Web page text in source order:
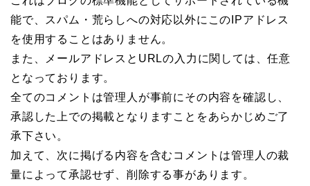
能で、スパム・荒らしへの対応以外にこのIPアドレス
を使用することはありません。
また、メールアドレスとURLの入力に関しては、任意
となっております。
全てのコメントは管理人が事前にその内容を確認し、
承認した上での掲載となりますことをあらかじめご了
承下さい。
加えて、次に掲げる内容を含むコメントは管理人の裁
量によって承認せず、削除する事があります。